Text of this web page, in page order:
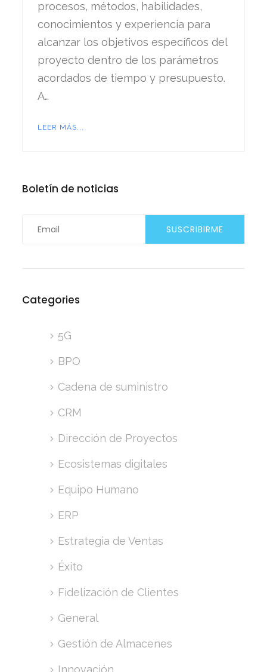
procesos, métodos, habilidades,
conocimientos y experiencia para
alcanzar los objetivos específicos del
proyecto dentro de los parámetros
acordados de tiempo y presupuesto.
A…
LEER MÁS...
Boletín de noticias
Categories
5G
BPO
Cadena de suministro
CRM
Dirección de Proyectos
Ecosistemas digitales
Equipo Humano
ERP
Estrategia de Ventas
Éxito
Fidelización de Clientes
General
Gestión de Almacenes
Innovación